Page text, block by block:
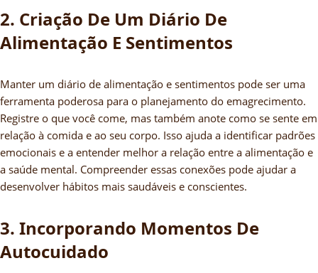
2. Criação De Um Diário De
Alimentação E Sentimentos
Manter um diário de alimentação e sentimentos pode ser uma
ferramenta poderosa para o planejamento do emagrecimento.
Registre o que você come, mas também anote como se sente em
relação à comida e ao seu corpo. Isso ajuda a identificar padrões
emocionais e a entender melhor a relação entre a alimentação e
a saúde mental. Compreender essas conexões pode ajudar a
desenvolver hábitos mais saudáveis e conscientes.
3. Incorporando Momentos De
Autocuidado